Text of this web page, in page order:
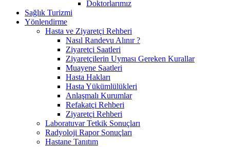
Doktorlarımız
Sağlık Turizmi
Yönlendirme
Hasta ve Ziyaretçi Rehberi
Nasıl Randevu Alınır ?
Ziyaretçi Saatleri
Ziyaretçilerin Uyması Gereken Kurallar
Muayene Saatleri
Hasta Hakları
Hasta Yükümlülükleri
Anlaşmalı Kurumlar
Refakatçi Rehberi
Ziyaretçi Rehberi
Laboratuvar Tetkik Sonuçları
Radyoloji Rapor Sonuçları
Hastane Tanıtım